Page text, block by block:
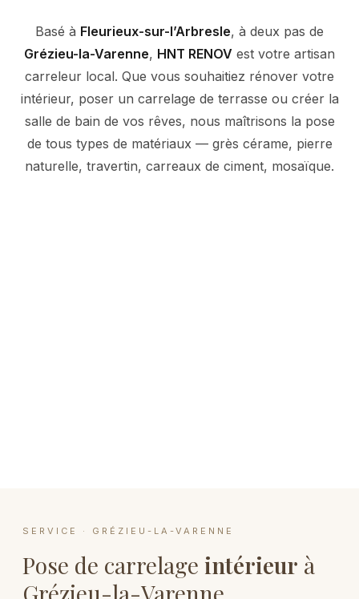
Basé à Fleurieux-sur-l’Arbresle, à deux pas de
Grézieu-la-Varenne, HNT RENOV est votre artisan
carreleur local. Que vous souhaitiez rénover votre
intérieur, poser un carrelage de terrasse ou créer la
salle de bain de vos rêves, nous maîtrisons la pose
de tous types de matériaux — grès cérame, pierre
naturelle, travertin, carreaux de ciment, mosaïque.
SERVICE · GRÉZIEU-LA-VARENNE
Pose de carrelage intérieur à